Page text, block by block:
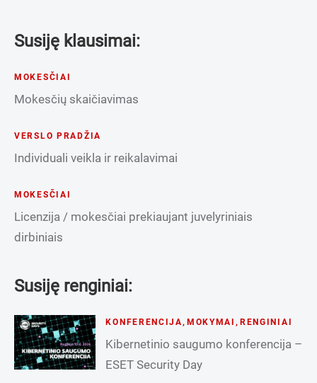
Susiję klausimai:
MOKESČIAI
Mokesčių skaičiavimas
VERSLO PRADŽIA
Individuali veikla ir reikalavimai
MOKESČIAI
Licenzija / mokesčiai prekiaujant juvelyriniais
dirbiniais
Susiję renginiai:
KONFERENCIJA , MOKYMAI , RENGINIAI
Kibernetinio saugumo konferencija –
ESET Security Day